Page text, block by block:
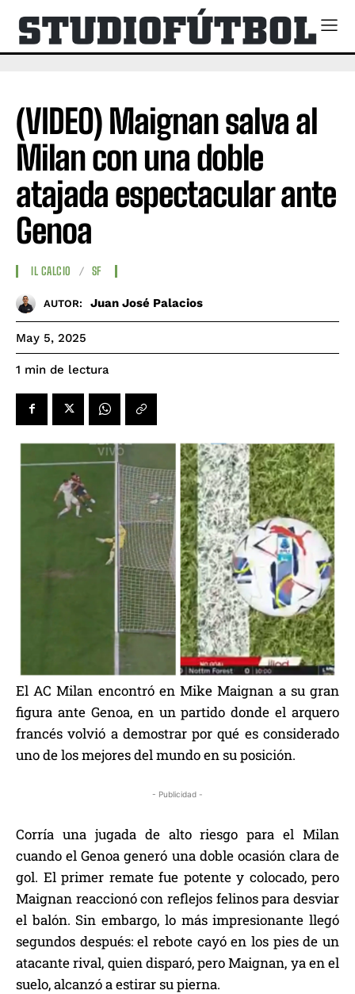
(VIDEO) Maignan salva al
Milan con una doble
atajada espectacular ante
Genoa
IL CALCIO SF
AUTOR: Juan José Palacios
May 5, 2025
1 min de lectura
El AC Milan encontró en Mike Maignan a su gran
figura ante Genoa, en un partido donde el arquero
francés volvió a demostrar por qué es considerado
uno de los mejores del mundo en su posición.
- Publicidad -
Corría una jugada de alto riesgo para el Milan
cuando el Genoa generó una doble ocasión clara de
gol. El primer remate fue potente y colocado, pero
Maignan reaccionó con reflejos felinos para desviar
el balón. Sin embargo, lo más impresionante llegó
segundos después: el rebote cayó en los pies de un
atacante rival, quien disparó, pero Maignan, ya en el
suelo, alcanzó a estirar su pierna.